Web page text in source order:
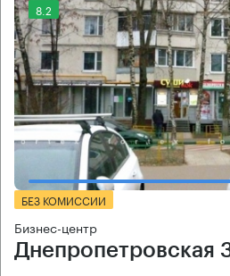
8.2
БЕЗ КОМИССИИ
Бизнес-центр
Днепропетровская 3